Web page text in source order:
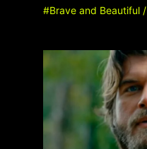
#Brave and Beautiful/